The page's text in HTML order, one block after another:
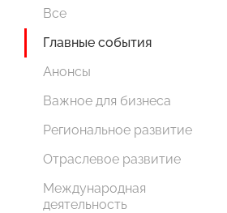
Все
Главные события
Анонсы
Важное для бизнеса
Региональное развитие
Отраслевое развитие
Международная
деятельность